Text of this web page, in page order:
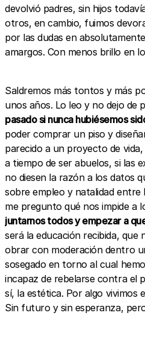
devolvió padres, sin hijos
otros, en cambio, fuimos
por las dudas en
amargos. Con menos brillo en
Saldremos más tontos y más
unos años. Lo leo y no dejo de
pasado si nunca hubiésemos
poder comprar un piso y
parecido a un proyecto de
a tiempo de ser abuelos, si las
no diesen la razón a los datos
sobre empleo y natalidad entre
me pregunto qué nos impide a
juntarnos todos y empezar a
será la educación recibida, que
obrar con moderación dentro
sosegado en torno al cual
incapaz de rebelarse contra el
sí, la estética. Por algo vivimos
Sin futuro y sin esperanza,